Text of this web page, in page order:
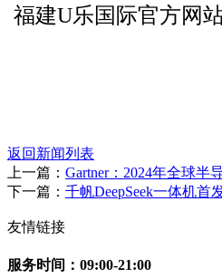
福建U乐国际官方网
返回新闻列表
上一篇： Gartner：2024年全球半
下一篇： 千帆DeepSeek一体机首
友情链接
服务时间：09:00-21:00